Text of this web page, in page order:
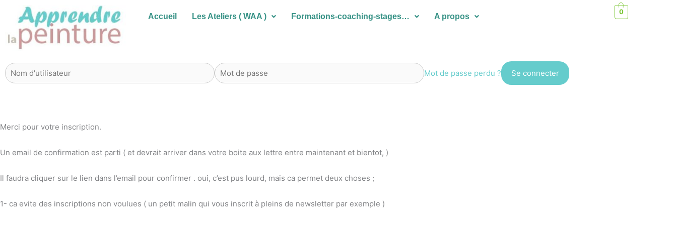
contenu
Accueil Les Ateliers ( WAA ) Formations-coaching-stages… A propos
0
Mot de passe perdu ?
Merci pour votre inscription.
Un email de confirmation est parti ( et devrait arriver dans votre boite aux lettre entre maintenant et bientot, )
Il faudra cliquer sur le lien dans l’email pour confirmer . oui, c’est pus lourd, mais ca permet deux choses ;
1- ca evite des inscriptions non voulues ( un petit malin qui vous inscrit à pleins de newsletter par exemple )